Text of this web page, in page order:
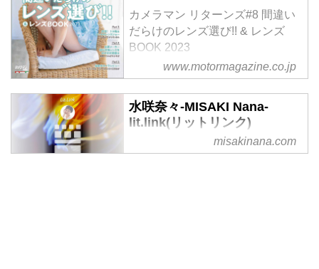
カメラマン リターンズ#8 間違い
だらけのレンズ選び!! & レンズ
BOOK 2023
定価 1,580円（本体 1,436円）
今年もやります！ 好評の「激論
シリーズ」レンズ版！
最新＆現行交換レンズも完全網
羅!!
さらに話題の新作カメラのマルバ
www.motormagazine.co.jp
水咲奈々-MISAKI Nana-
lit.link(リットリンク)
写真家、大学卒業後、舞台俳優、
misakinana.com